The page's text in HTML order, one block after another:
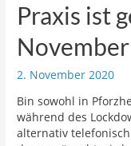
Praxis ist
November
2. November 2020
Bin sowohl in
während des
alternativ